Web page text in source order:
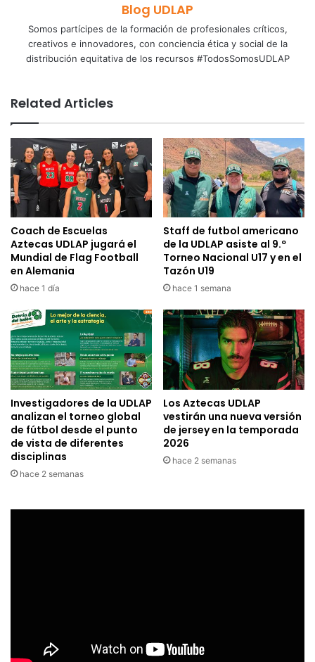
Blog UDLAP
Somos partícipes de la formación de profesionales críticos,
creativos e innovadores, con conciencia ética y social de la
distribución equitativa de los recursos #TodosSomosUDLAP
Related Articles
Coach de Escuelas
Aztecas UDLAP jugará el
Mundial de Flag Football
en Alemania
hace 1 día
Staff de futbol americano
de la UDLAP asiste al 9.º
Torneo Nacional U17 y en el
Tazón U19
hace 1 semana
Investigadores de la UDLAP
analizan el torneo global
de fútbol desde el punto
de vista de diferentes
disciplinas
hace 2 semanas
Los Aztecas UDLAP
vestirán una nueva versión
de jersey en la temporada
2026
hace 2 semanas